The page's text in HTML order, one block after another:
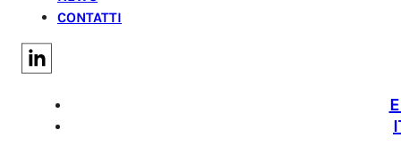
CONTATTI